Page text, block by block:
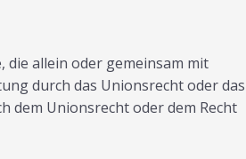
allein oder gemeinsam mit
durch das Unionsrecht oder das
dem Unionsrecht oder dem Recht